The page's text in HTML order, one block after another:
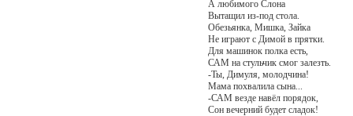
А любимого Слона
Вытащил из-под стола.
Обезьянка, Мишка, Зайка
Не играют с Димой в прятки.
Для машинок полка есть,
САМ на стульчик смог залезть.
-Ты, Димуля, молодчина!
Мама похвалила сына...
-САМ везде навёл порядок,
Сон вечерний будет сладок!